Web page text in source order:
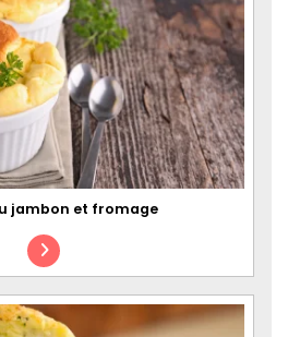
jambon et fromage